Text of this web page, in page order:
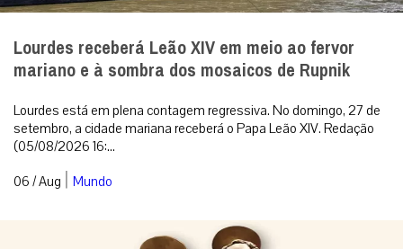
Lourdes receberá Leão XIV em meio ao fervor
mariano e à sombra dos mosaicos de Rupnik
Lourdes está em plena contagem regressiva. No domingo, 27 de
setembro, a cidade mariana receberá o Papa Leão XIV. Redação
(05/08/2026 16:...
06 / Aug | Mundo